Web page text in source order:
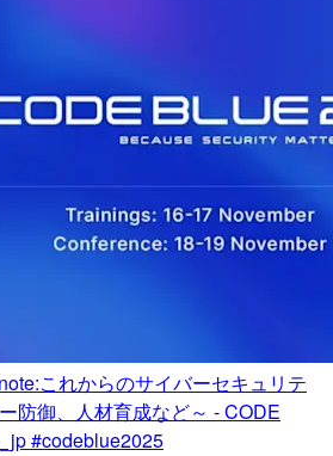
これからのサイバーセキュリテ
防御、人材育成など～ - CODE
#codeblue2025